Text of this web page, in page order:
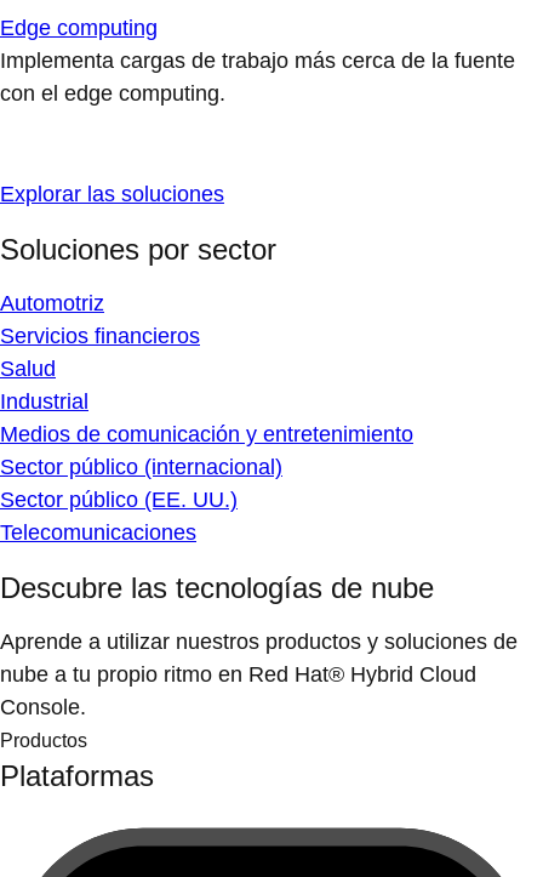
Edge computing
Implementa cargas de trabajo más cerca de la fuente
con el edge computing.
Explorar las soluciones
Soluciones por sector
Automotriz
Servicios financieros
Salud
Industrial
Medios de comunicación y entretenimiento
Sector público (internacional)
Sector público (EE. UU.)
Telecomunicaciones
Descubre las tecnologías de nube
Aprende a utilizar nuestros productos y soluciones de
nube a tu propio ritmo en Red Hat® Hybrid Cloud
Console.
Productos
Plataformas